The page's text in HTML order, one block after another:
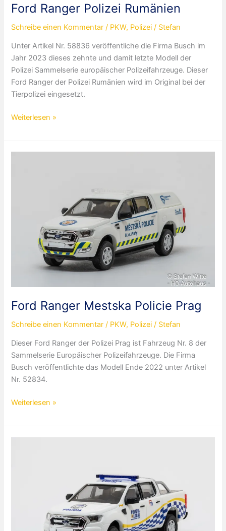
Ford Ranger Polizei Rumänien
Schreibe einen Kommentar / PKW, Polizei / Stefan
Unter Artikel Nr. 58836 veröffentliche die Firma Busch im
Jahr 2023 dieses zehnte und damit letzte Modell der
Polizei Sammelserie europäischer Polizeifahrzeuge. Dieser
Ford Ranger der Polizei Rumänien wird im Original bei der
Tierpolizei eingesetzt.
Ford
Rumänien
Weiterlesen »
Ford Ranger Mestska Policie Prag
Schreibe einen Kommentar / PKW, Polizei / Stefan
Dieser Ford Ranger der Polizei Prag ist Fahrzeug Nr. 8 der
Sammelserie Europäischer Polizeifahrzeuge. Die Firma
Busch veröffentlichte das Modell Ende 2022 unter Artikel
Nr. 52834.
Ford
Policie
Weiterlesen »